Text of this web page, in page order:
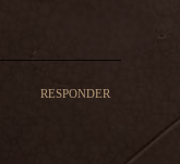
RESPONDER